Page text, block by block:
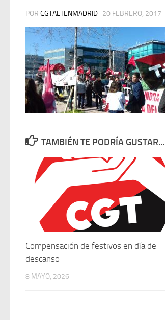
POR CGTALTENMADRID · 20 FEBRERO, 2017
TAMBIÉN TE PODRÍA GUSTAR...
Compensación de festivos en día de
descanso
8 MAYO, 2026